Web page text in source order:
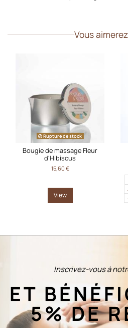
Vous
Rupture de stock
Bougie de massage Fleur
d'Hibiscus
15,60 €
View
Inscrivez-vous à
ET
5% DE